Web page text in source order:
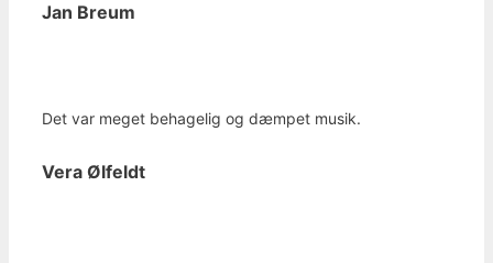
Jan Breum
Det var meget behagelig og dæmpet musik.
Vera Ølfeldt